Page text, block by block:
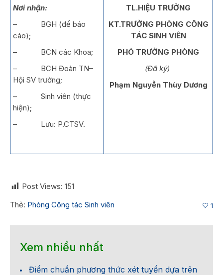
Nơi nhận:
– BGH (để báo
cáo);
– BCN các Khoa;
– BCH Đoàn TN–
Hội SV trường;
– Sinh viên (thực
hiện);
– Lưu: P.CTSV.
TL.HIỆU TRƯỞNG
KT.TRƯỞNG PHÒNG CÔNG
TÁC SINH VIÊN
PHÓ TRƯỞNG PHÒNG
(Đã ký)
Phạm Nguyễn Thùy Dương
Post Views: 151
Thẻ: Phòng Công tác Sinh viên 1
Xem nhiều nhất
Điểm chuẩn phương thức xét tuyển dựa trên